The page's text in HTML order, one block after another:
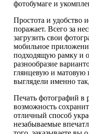
фотобумаге и
Простота и удобство
поражает. Всего за
загрузить свои
мобильное
подходящую рамку и
разнообразие
глянцевую и матовую
выглядели именно
Печать фотографий в
возможность
отличный способ
незабываемые